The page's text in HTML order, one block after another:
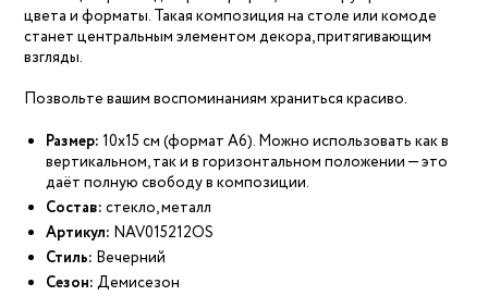
цвета и форматы. Такая композиция на столе или комоде
станет центральным элементом декора, притягивающим
взгляды.
Позвольте вашим воспоминаниям храниться красиво.
Размер: 10х15 см (формат А6). Можно использовать как в
вертикальном, так и в горизонтальном положении — это
даёт полную свободу в композиции.
Состав: стекло, металл
Артикул: NAV015212OS
Стиль: Вечерний
Сезон: Демисезон